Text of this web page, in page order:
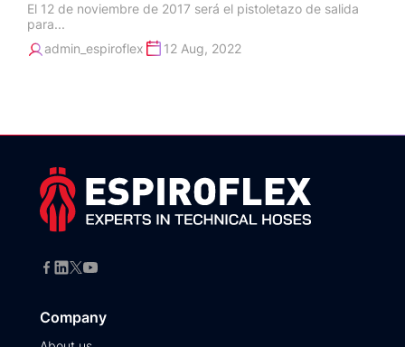
El 12 de noviembre de 2017 será el pistoletazo de salida
para...
admin_espiroflex
12 Aug, 2022
Company